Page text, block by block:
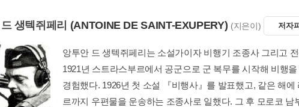
생텍쥐페리 (ANTOINE DE SAINT-EXUPERY) (지은이) 저자
앙투안 드 생텍쥐페리는 소설가이자 비행기 조종사 그리고
1921년 스트라스부르에서 공군으로 군 복무를 시작해 비행
경험했다. 1926년 첫 소설 『비행사』를 발표했고, 같은 해
르까지 우편물을 운송하는 조종사로 일했다. 그 후 모로코